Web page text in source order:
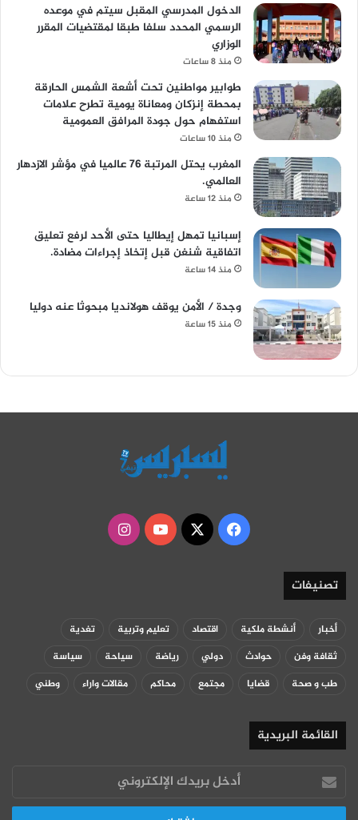
الدخول المدرسي المقبل سیتم في موعده
الرسمي المحدد سلفا طبقا لمقتضیات المقرر
الوزاري
منذ 8 ساعات
طوابير مواطنين تحت أشعة الشمس الحارقة
بمحطة إنزكان ومعاناة يومية تطرح علامات
استفهام حول جودة المرافق العمومية
منذ 10 ساعات
المغرب يحتل المرتبة 76 عالميا في مؤشر الازدهار
العالمي.
منذ 12 ساعة
إسبانيا تمهل إيطاليا حتى الأحد لرفع تعليق
اتفاقية شنغن قبل إتخاذ إجراءات مضادة.
منذ 14 ساعة
وجدة / الأمن يوقف هولانديا مبحوثا عنه دوليا
منذ 15 ساعة
فيسبوك
‫X
‫YouTubeانستقرام
تصنيفات
أخبار أنشطة ملكية اقتصاد تعليم وتربية
تغدية
ثقافة وفن
حوادث دولي رياضة سياحة
سياسة
طب و صحة
قضايا مجتمع محاكم مقالات واراء وطني
القائمة البريدية
أدخل
بريدك
الإلكتروني